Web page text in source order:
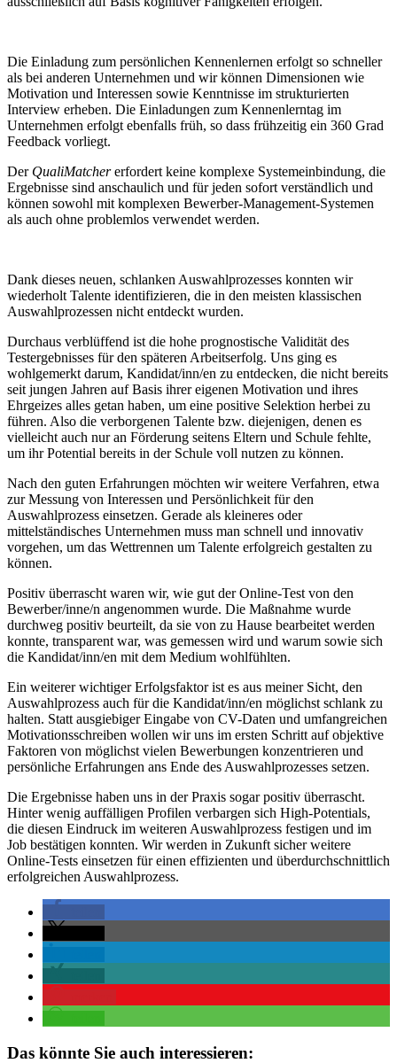
Die Einladung zum persönlichen Kennenlernen erfolgt so schneller
als bei anderen Unternehmen und wir können Dimensionen wie
Motivation und Interessen sowie Kenntnisse im strukturierten
Interview erheben. Die Einladungen zum Kennenlerntag im
Unternehmen erfolgt ebenfalls früh, so dass frühzeitig ein 360 Grad
Feedback vorliegt.
Der QualiMatchererfordert keine komplexe Systemeinbindung, die
Ergebnisse sind anschaulich und für jeden sofort verständlich und
können sowohl mit komplexen Bewerber-Management-Systemen
als auch ohne problemlos verwendet werden.
Dank dieses neuen, schlanken Auswahlprozesses konnten wir
wiederholt Talente identifizieren, die in den meisten klassischen
Auswahlprozessen nicht entdeckt wurden.
Durchaus verblüffend ist die hohe prognostische Validität des
Testergebnisses für den späteren Arbeitserfolg. Uns ging es
wohlgemerkt darum, Kandidat/inn/en zu entdecken, die nicht bereits
seit jungen Jahren auf Basis ihrer eigenen Motivation und ihres
Ehrgeizes alles getan haben, um eine positive Selektion herbei zu
führen. Also die verborgenen Talente bzw. diejenigen, denen es
vielleicht auch nur an Förderung seitens Eltern und Schule fehlte,
um ihr Potential bereits in der Schule voll nutzen zu können.
Nach den guten Erfahrungen möchten wir weitere Verfahren, etwa
zur Messung von Interessen und Persönlichkeit für den
Auswahlprozess einsetzen. Gerade als kleineres oder
mittelständisches Unternehmen muss man schnell und innovativ
vorgehen, um das Wettrennen um Talente erfolgreich gestalten zu
können.
Positiv überrascht waren wir, wie gut der Online-Test von den
Bewerber/inne/n angenommen wurde. Die Maßnahme wurde
durchweg positiv beurteilt, da sie von zu Hause bearbeitet werden
konnte, transparent war, was gemessen wird und warum sowie sich
die Kandidat/inn/en mit dem Medium wohlfühlten.
Ein weiterer wichtiger Erfolgsfaktor ist es aus meiner Sicht, den
Auswahlprozess auch für die Kandidat/inn/en möglichst schlank zu
halten. Statt ausgiebiger Eingabe von CV-Daten und umfangreichen
Motivationsschreiben wollen wir uns im ersten Schritt auf objektive
Faktoren von möglichst vielen Bewerbungen konzentrieren und
persönliche Erfahrungen ans Ende des Auswahlprozesses setzen.
Die Ergebnisse haben uns in der Praxis sogar positiv überrascht.
Hinter wenig auffälligen Profilen verbargen sich High-Potentials,
die diesen Eindruck im weiteren Auswahlprozess festigen und im
Job bestätigen konnten. Wir werden in Zukunft sicher weitere
Online-Tests einsetzen für einen effizienten und überdurchschnittlich
erfolgreichen Auswahlprozess.
Das könnte Sie auch interessieren: